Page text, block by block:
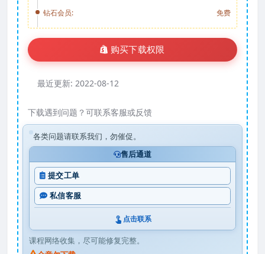
钻石会员:
免费
购买下载权限
最近更新: 2022-08-12
下载遇到问题？可联系客服或反馈
各类问题请联系我们，勿催促。
售后通道
提交工单
私信客服
点击联系
课程网络收集，尽可能修复完整。